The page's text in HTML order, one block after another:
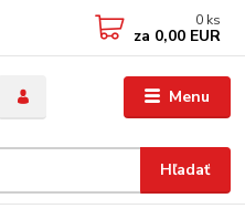
Menu
Hľadať
0 ks
za 0,00 EUR